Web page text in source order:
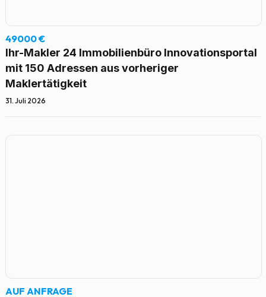
49000 €
Ihr-Makler 24 Immobilienbüro Innovationsportal
mit 150 Adressen aus vorheriger
Maklertätigkeit
31. Juli 2026
AUF ANFRAGE